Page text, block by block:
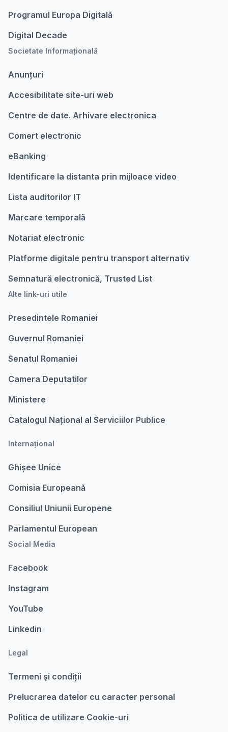
Programul Europa Digitalǎ
Digital Decade
Societate Informațională
Anunțuri
Accesibilitate site-uri web
Centre de date. Arhivare electronica
Comert electronic
eBanking
Identificare la distanta prin mijloace video
Lista auditorilor IT
Marcare temporalǎ
Notariat electronic
Platforme digitale pentru transport alternativ
Semnatură electronică, Trusted List
Alte link-uri utile
Presedintele Romaniei
Guvernul Romaniei
Senatul Romaniei
Camera Deputatilor
Ministere
Catalogul Național al Serviciilor Publice
Internațional
Ghișee Unice
Comisia Europeanǎ
Consiliul Uniunii Europene
Parlamentul European
Social Media
Facebook
Instagram
YouTube
Linkedin
Legal
Termeni şi condiții
Prelucrarea datelor cu caracter personal
Politica de utilizare Cookie-uri